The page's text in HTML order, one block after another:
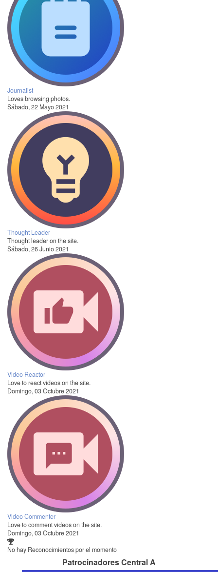
Journalist
Loves browsing photos.
Sábado, 22 Mayo 2021
Thought Leader
Thought leader on the site.
Sábado, 26 Junio 2021
Video Reactor
Love to react videos on the site.
Domingo, 03 Octubre 2021
Video Commenter
Love to comment videos on the site.
Domingo, 03 Octubre 2021
No hay Reconocimientos por el momento
Patrocinadores Central A